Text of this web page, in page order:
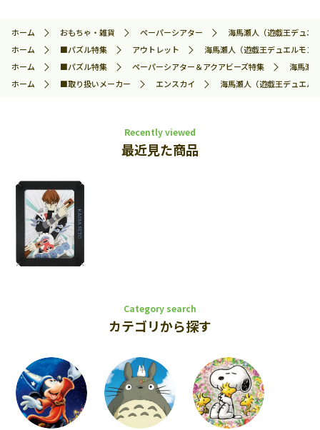
ホーム おもちゃ・雑貨 ペーパーシアター
海馬瀬人（遊戯王デュ
ホーム
■パズル特集 アウトレット
海馬瀬人（遊戯王デュエルモ
ホーム
■パズル特集 ペーパーシアター＆アクアビーズ特集
海馬瀬
ホーム
■取り扱いメーカー エンスカイ 海馬瀬人（遊戯王デュエ
Recently viewed
最近見た商品
Category search
カテゴリから探す